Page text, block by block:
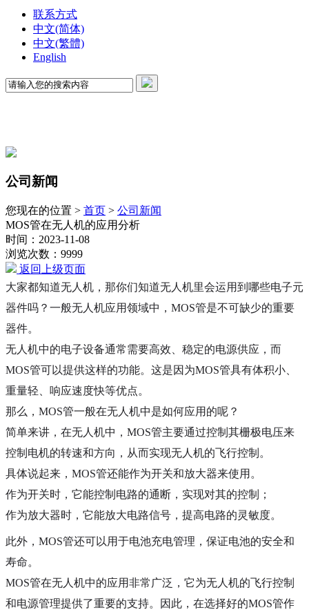
联系方式
中文(简体)
中文(繁體)
English
公司新闻
您现在的位置 > 首页 > 公司新闻
MOS管在无人机的应用分析
时间：2023-11-08
浏览次数：9999
返回上级页面
大家都知道无人机，那你们知道无人机里会运用到哪些电子元
器件吗？一般无人机应用领域中， MOS管是不可缺少的重要
器件。
无人机中的电子设备通常需要高效、稳定的电源供应，而
MOS管可以提供这样的功能。 这是因为MOS管具有体积小、
重量轻、响应速度快等优点。
那么， MOS管一般在无人机中是如何应用的呢？
简单来讲，在无人机中， MOS管主要通过控制其栅极电压来
控制电机的转速和方向，从而实现无人机的飞行控制。
具体说起来， MOS管还能作为开关和放大器来使用。
作为开关时，它能控制电路的通断，实现对其的控制；
作为放大器时，它能放大电路信号，提高电路的灵敏度。
此外， MOS管还可以用于电池充电管理，保证电池的安全和
寿命。
MOS管在无人机中的应用非常广泛 ， 它为无人机的飞行控制
和电源管理提供了重要的支持。
因此，在选择好的MOS管作